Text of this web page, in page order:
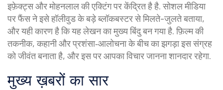
इफ़ेक्ट्स और मोहनलाल की एक्टिंग पर केंद्रित हैहै. सोशल मीडिया
पर फैंस ने इसे हॉलीवुड के बड़े ब्लॉकबस्टर से मिलते-जुलते बताया,
और यही कारण है कि यह लेखन का मुख्य बिंदु बन गया है. फ़िल्म की
तकनीक, कहानी और प्रशंसा‑आलोचना के बीच का झगड़ा इस संग्रह
को जीवंत बनाता है, और इस पर आपका विचार जानना शानदार रहेगा.
मुख्य ख़बरों का सार